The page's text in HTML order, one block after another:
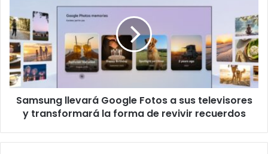
digitales
Google
Fotos
a
sus
televisores
y
transformará
forma
Samsung llevará Google Fotos a sus televisores
y transformará la forma de revivir recuerdos